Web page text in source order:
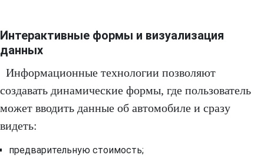
Интерактивные формы и визуализация
данных
Информационные технологии позволяют
создавать динамические формы, где пользователь
может вводить данные об автомобиле и сразу
видеть:
предварительную стоимость;